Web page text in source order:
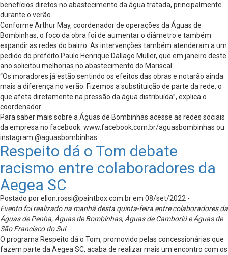
benefícios diretos no abastecimento da água tratada, principalmente
durante o verão.
Conforme Arthur May, coordenador de operações da Águas de
Bombinhas, o foco da obra foi de aumentar o diâmetro e também
expandir as redes do bairro. As intervenções também atenderam a um
pedido do prefeito Paulo Henrique Dallago Muller, que em janeiro deste
ano solicitou melhorias no abastecimento do Mariscal.
“Os moradores já estão sentindo os efeitos das obras e notarão ainda
mais a diferença no verão. Fizemos a substituição de parte da rede, o
que afeta diretamente na pressão da água distribuída”, explica o
coordenador.
Para saber mais sobre a Águas de Bombinhas acesse as redes sociais
da empresa no facebook: www.facebook.com.br/aguasbombinhas ou
instagram @aguasbombinhas.
Respeito dá o Tom debate
racismo entre colaboradores da
Aegea SC
Postado porellon.rossi@paintbox.com.brem 08/set/2022 -
Evento foi realizado na manhã desta quinta-feira entre colaboradores da
Águas de Penha, Águas de Bombinhas, Águas de Camboriú e Águas de
São Francisco do Sul
O programa Respeito dá o Tom, promovido pelas concessionárias que
fazem parte da Aegea SC, acaba de realizar mais um encontro com os